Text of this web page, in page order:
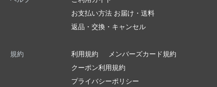
お支払い方法 お届け・送料
返品・交換・キャンセル
規約 利用規約
メンバーズカード規約
クーポン利用規約
プライバシーポリシー